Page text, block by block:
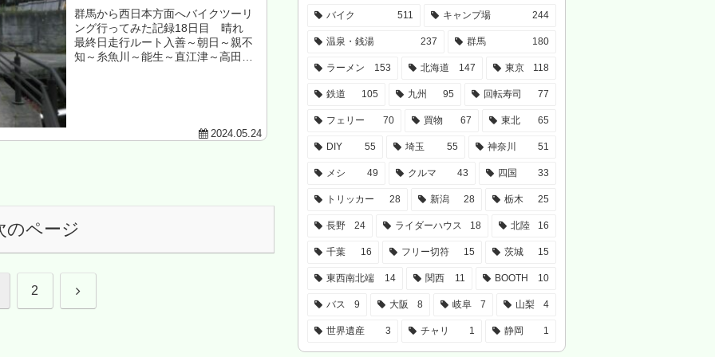
群馬から西日本方面へバイクツーリ
ング行ってみた記録18日目 晴れ
最終日走行ルート入善～朝日～親不
知～糸魚川～能生～直江津～高田～
2024.05.24
のページ
2 次
バイク 511 キャンプ場 244
温泉・銭湯 237 群馬 180
ラーメン 153 北海道 147 東京 118
鉄道 105 九州 95 回転寿司 77
フェリー 70 買物 67 東北 65
DIY 55 埼玉 55 神奈川 51
メシ 49 クルマ 43 四国 33
トリッカー 28 新潟 28 栃木 25
長野 24 ライダーハウス 18 北陸 16
千葉 16 フリー切符 15 茨城 15
東西南北端 14 関西 11 BOOTH 10
バス 9 大阪 8 岐阜 7 山梨 4
世界遺産 3 チャリ 1 静岡 1